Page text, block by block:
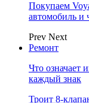
Покупаем
автомобиль и
Prev Next
Ремонт
Что означает
каждый знак
Троит 8-